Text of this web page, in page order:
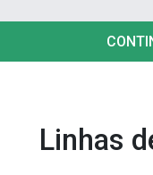
Linhas